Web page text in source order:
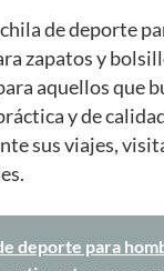
de deporte
zapatos y
aquellos que
y de
sus viajes,
deporte para